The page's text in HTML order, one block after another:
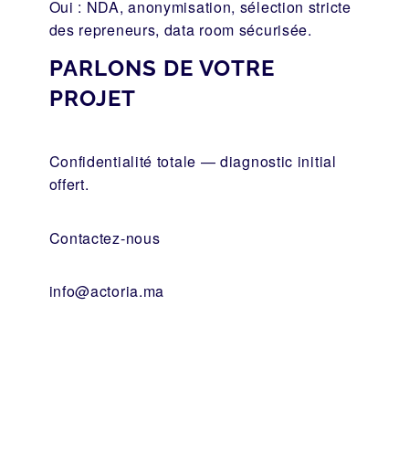
Oui : NDA, anonymisation, sélection stricte
des repreneurs, data room sécurisée.
PARLONS DE VOTRE
PROJET
Confidentialité totale — diagnostic initial
offert.
Contactez-nous
info@actoria.ma